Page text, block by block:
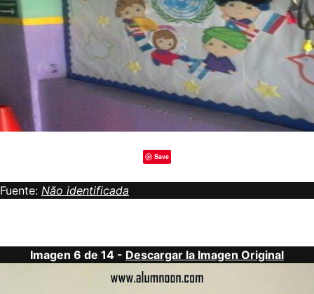
Save
Fuente: Não identificada
Imagen 6 de 14 - Descargar la Imagen Original